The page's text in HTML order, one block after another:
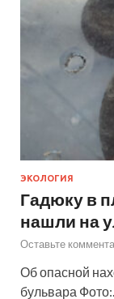
ЭКОЛОГИЯ
Гадюку в
нашли на
Оставьте
Об опасной
бульвара